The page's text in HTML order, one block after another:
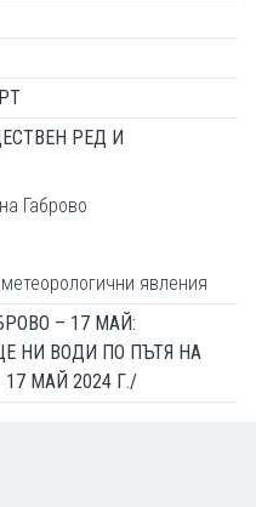
РЕД И
Габрово
явления
– 17 МАЙ:
НИ ВОДИ ПО ПЪТЯ НА
МАЙ 2024 Г./